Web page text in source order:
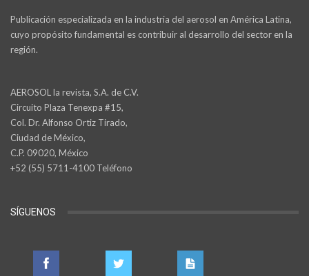
Publicación especializada en la industria del aerosol en América Latina,
cuyo propósito fundamental es contribuir al desarrollo del sector en la
región.
AEROSOL la revista, S.A. de C.V.
Circuito Plaza Tenexpa #15,
Col. Dr. Alfonso Ortiz Tirado,
Ciudad de México,
C.P. 09020, México
+52 (55) 5711-4100 Teléfono
SÍGUENOS